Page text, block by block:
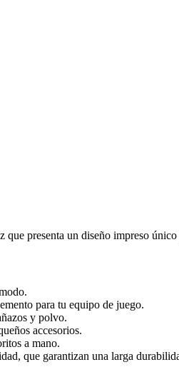
presenta un diseño impreso
para tu equipo de juego.
y polvo.
accesorios.
a mano.
que garantizan una larga